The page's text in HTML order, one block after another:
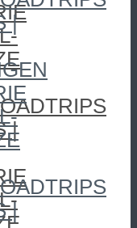
|
|
|